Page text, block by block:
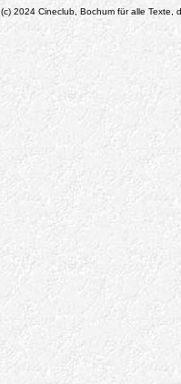
(c) 2024 Cineclub, Bochum für alle Texte,